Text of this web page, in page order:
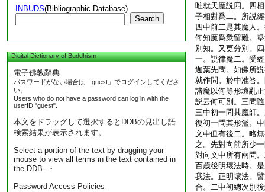
INBUDS(Bibliographic Database)
Search
Digital Dictionary of Buddhism
電子佛教辭典
パスワードがない場合は「guest」でログインしてくださ
い。
Users who do not have a password can log in with the
userID "guest".
本文をドラッグして選択するとDDBの見出し語
検索結果が表示されます。
Select a portion of the text by dragging your
mouse to view all terms in the text contained in
the DDB. ・
Password Access Policies
唯就天魔説四。四
子相對爲二。所説
四中前二是其魔人
何知魔爲衆留難。
別知。又更分別。
一。説律魔二。受
迦葉先問。如佛所
就作問。於中准答
諸魔以何等形壞亂
説云何可別。三問
三中初一問其魔師
復初一問其形濫。
文中但有後二。略
之。先對向前所少
對向文中所有兩問
百歳後明壞法時。
我法。正明壞法。
合。二中初總次別